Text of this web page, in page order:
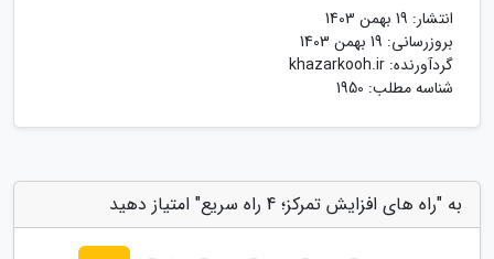
انتشار: 19 بهمن 1403
بروزرسانی: 19 بهمن 1403
گردآورنده: khazarkooh.ir
شناسه مطلب: 1950
به "راه های افزایش تمرکز؛ 4 راه سریع" امتیاز دهید